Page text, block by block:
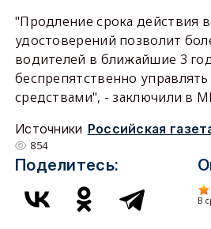
"Продление срока действия
удостоверений позволит
водителей в ближайшие 3
беспрепятственно
средствами", - заключили в
Источники Российская
854
Поделитесь:
В